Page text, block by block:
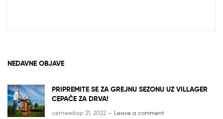
NEDAVNE OBJAVE
PRIPREMITE SE ZA GREJNU SEZONU UZ VILLAGER
CEPAČE ZA DRVA!
септембар 21, 2022 — Leave a comment